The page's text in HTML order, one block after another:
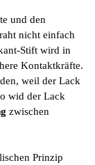
und den
nicht einfach
Stift wird in
Kontaktkräfte.
weil der Lack
wid der Lack
zwischen
Prinzip